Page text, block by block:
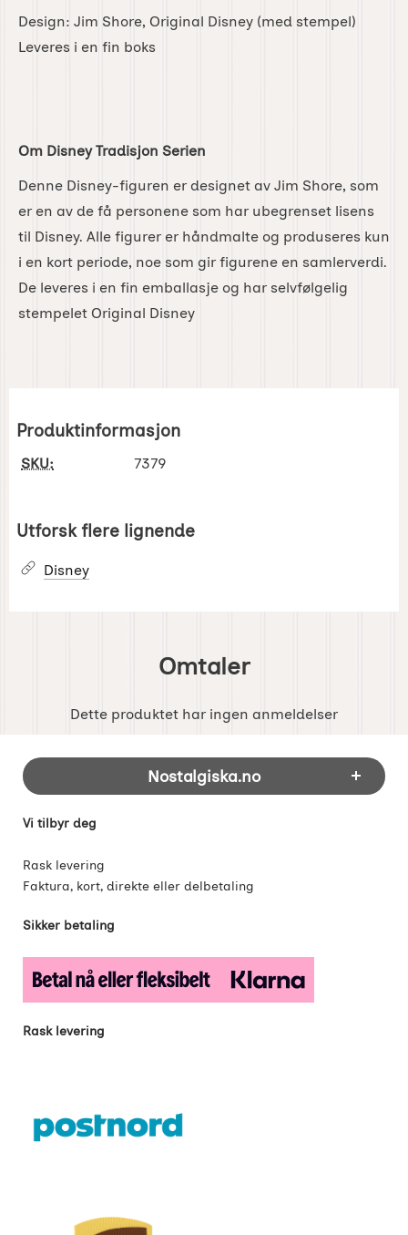
Design: Jim Shore, Original Disney (med stempel)
Leveres i en fin boks
Om Disney Tradisjon Serien
Denne Disney-figuren er designet av Jim Shore, som
er en av de få personene som har ubegrenset lisens
til Disney. Alle figurer er håndmalte og produseres kun
i en kort periode, noe som gir figurene en samlerverdi.
De leveres i en fin emballasje og har selvfølgelig
stempelet Original Disney
Produktinformasjon
SKU: 7379
Utforsk flere lignende
Disney
Omtaler
Dette produktet har ingen anmeldelser
Footer-innhold Blandet informasjon og
Nostalgiska.no
Vi tilbyr deg
Rask levering
Faktura, kort, direkte eller delbetaling
Sikker betaling
Rask levering